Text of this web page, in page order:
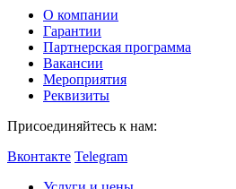
О компании
Гарантии
Партнерская программа
Вакансии
Мероприятия
Реквизиты
Присоединяйтесь к нам:
Вконтакте Telegram